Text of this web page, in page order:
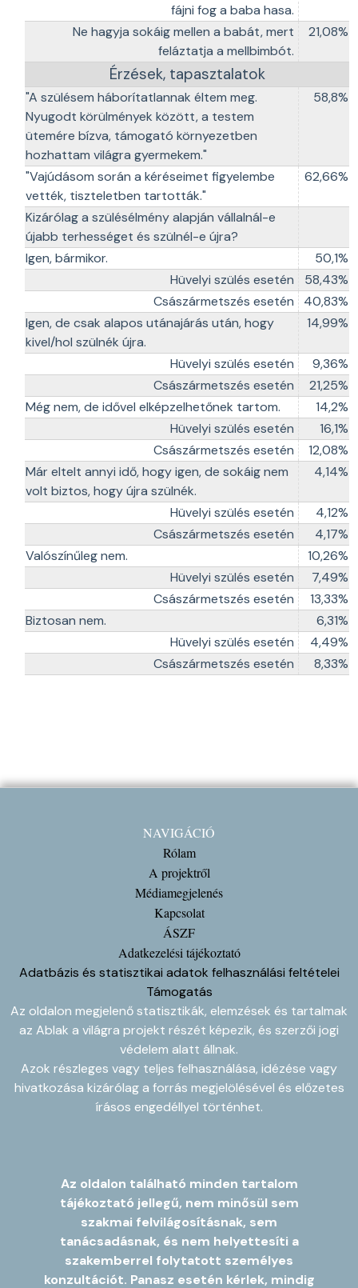
fájni fog a baba hasa.
Ne hagyja sokáig mellen a babát, mert
feláztatja a mellbimbót.
21,08%
Érzések, tapasztalatok
"A szülésem háborítatlannak éltem meg.
Nyugodt körülmények között, a testem
ütemére bízva, támogató környezetben
hozhattam világra gyermekem."
58,8%
"Vajúdásom során a kéréseimet figyelembe
vették, tiszteletben tartották."
62,66%
Kizárólag a szülésélmény alapján vállalnál-e
újabb terhességet és szülnél-e újra?
Igen, bármikor.
50,1%
Hüvelyi szülés esetén
58,43%
Császármetszés esetén
40,83%
Igen, de csak alapos utánajárás után, hogy
kivel/hol szülnék újra.
14,99%
Hüvelyi szülés esetén
9,36%
Császármetszés esetén
21,25%
Még nem, de idővel elképzelhetőnek tartom.
14,2%
Hüvelyi szülés esetén
16,1%
Császármetszés esetén
12,08%
Már eltelt annyi idő, hogy igen, de sokáig nem
volt biztos, hogy újra szülnék.
4,14%
Hüvelyi szülés esetén
4,12%
Császármetszés esetén
4,17%
Valószínűleg nem.
10,26%
Hüvelyi szülés esetén
7,49%
Császármetszés esetén
13,33%
Biztosan nem.
6,31%
Hüvelyi szülés esetén
4,49%
Császármetszés esetén
8,33%
NAVIGÁCIÓ
Rólam
A projektről
Médiamegjelenés
Kapcsolat
ÁSZF
Adatkezelési tájékoztató
Adatbázis és statisztikai adatok felhasználási feltételei
Támogatás
Az oldalon megjelenő statisztikák, elemzések és tartalmak
az Ablak a világra projekt részét képezik, és szerzői jogi
védelem alatt állnak.
Azok részleges vagy teljes felhasználása, idézése vagy
hivatkozása kizárólag a forrás megjelölésével és előzetes
írásos engedéllyel történhet.
Az oldalon található minden tartalom
tájékoztató jellegű, nem minősül sem
szakmai felvilágosításnak, sem
tanácsadásnak, és nem helyettesíti a
szakemberrel folytatott személyes
konzultációt. Panasz esetén kérlek, mindig